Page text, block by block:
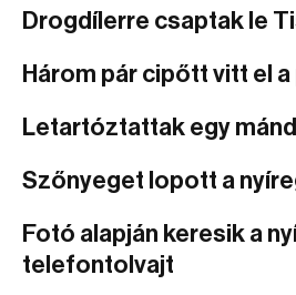
Drogdílerre csaptak le
Három pár cipőtt vitt el a
Letartóztattak egy
Szőnyeget lopott a
Fotó alapján keresik a
telefontolvajt